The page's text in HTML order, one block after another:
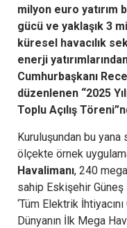
milyon euro yatırım
gücü ve yaklaşık 3
küresel havacılık
enerji
Cumhurbaşkanı
düzenlenen “2025
Toplu Açılış
Kuruluşundan bu
ölçekte örnek
Havalimanı, 240
sahip Eskişehir Güneş
‘Tüm Elektrik
Dünyanın İlk Mega